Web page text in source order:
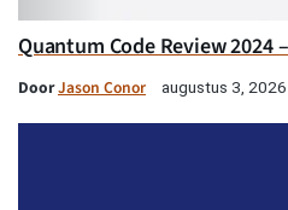
Quantum Code Review
DoorJason Conor augustus 3, 2026